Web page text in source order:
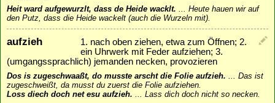
Heit ward aufgewurzlt, dass de Heide wacklt.
Heute hauen wir auf
den Putz, dass die Heide wackelt (auch die Wurzeln mit).
aufzieh
1. nach oben ziehen, etwa zum Öffnen; 2.
ein Uhrwerk mit Feder aufziehen; 3.
(umgangssprachlich) jemanden necken, provozieren
Dos is zugeschwaaßt, do musste arscht die Folie aufzieh.
Das ist
zugeschweißt, da musst du zuerst die Folie aufziehen.
Loss diech doch net esu aufzieh.
Lass dich doch nicht so necken.